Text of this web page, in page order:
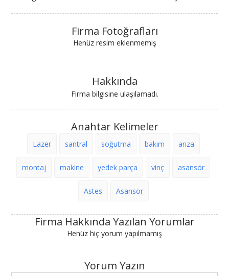
Firma Fotoğrafları
Henüz resim eklenmemiş
Hakkında
Firma bilgisine ulaşılamadı.
Anahtar Kelimeler
Lazer santral soğutma bakım arıza
montaj makine yedek parça vinç asansör
Astes Asansör
Firma Hakkında Yazılan Yorumlar
Henüz hiç yorum yapılmamış
Yorum Yazın